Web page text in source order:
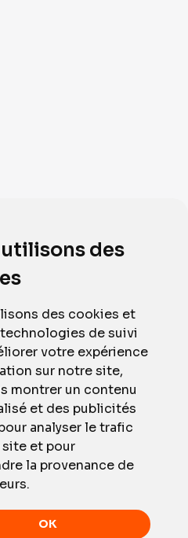
des
des cookies et
de suivi
votre expérience
sur notre site,
montrer un contenu
et des publicités
analyser le trafic
et pour
la provenance de
OK